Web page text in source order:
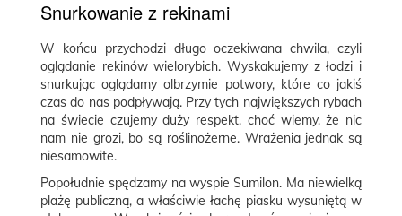
Snurkowanie z rekinami
W końcu przychodzi długo oczekiwana chwila, czyli
oglądanie rekinów wielorybich. Wyskakujemy z łodzi i
snurkując oglądamy olbrzymie potwory, które co jakiś
czas do nas podpływają. Przy tych największych rybach
na świecie czujemy duży respekt, choć wiemy, że nic
nam nie grozi, bo są roślinożerne. Wrażenia jednak są
niesamowite.
Popołudnie spędzamy na wyspie Sumilon. Ma niewielką
plażę publiczną, a właściwie łachę piasku wysuniętą w